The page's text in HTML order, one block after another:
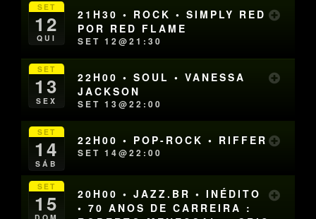
SET
12
QUI
21H30 • ROCK • SIMPLY RED
POR RED FLAME
SET 12@21:30
SET
13
SEX
22H00 • SOUL • VANESSA
JACKSON
SET 13@22:00
SET
14
SÁB
22H00 • POP-ROCK • RIFFER
SET 14@22:00
SET
15
20H00 • JAZZ.BR • INÉDITO
• 70 ANOS DE CARREIRA :